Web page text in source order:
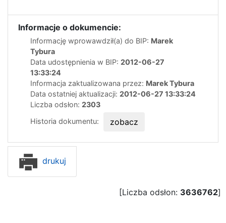
Informacje o dokumencie:
Informację wprowawdził(a) do BIP: Marek
Tybura
Data udostępnienia w BIP: 2012-06-27
13:33:24
Informacja zaktualizowana przez: Marek Tybura
Data ostatniej aktualizacji: 2012-06-27 13:33:24
Liczba odsłon: 2303
Historia dokumentu:
zobacz
drukuj
[Liczba odsłon: 3636762]